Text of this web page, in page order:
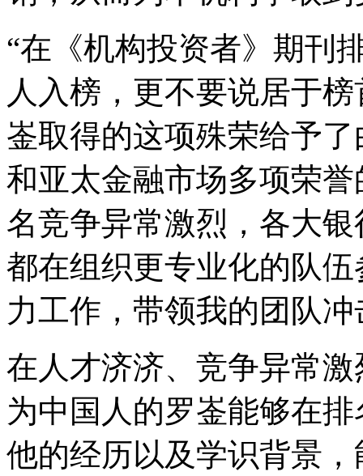
“在《机构投资者》期刊
人入榜，更不要说居于
崟取得的这项殊荣给予
和亚太金融市场多项荣
名竞争异常激烈，各大
都在组织更专业化的队
力工作，带领我的团队
在人才济济、竞争异常
为中国人的罗崟能够在
他的经历以及学识背景